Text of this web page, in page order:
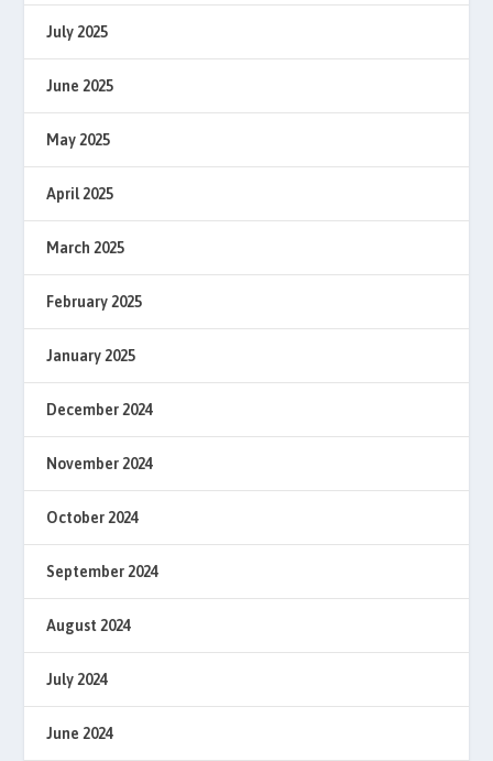
July 2025
June 2025
May 2025
April 2025
March 2025
February 2025
January 2025
December 2024
November 2024
October 2024
September 2024
August 2024
July 2024
June 2024